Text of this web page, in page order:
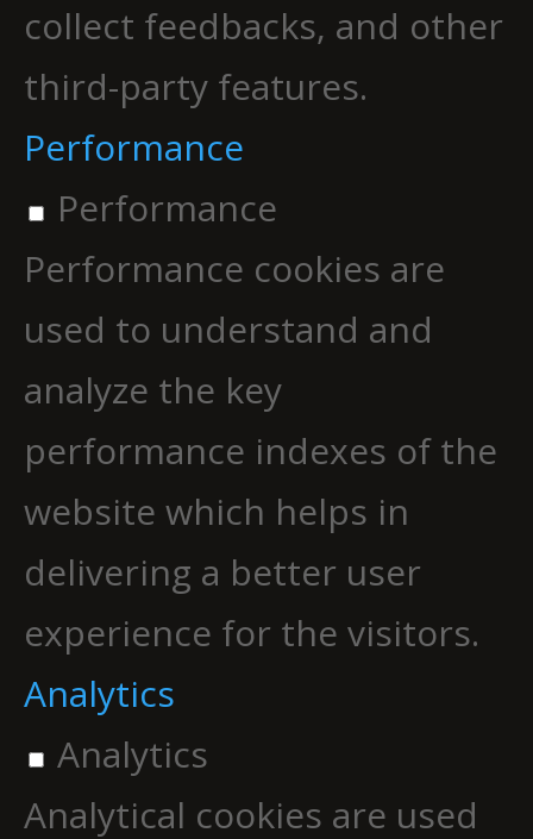
collect feedbacks, and other
third-party features.
Performance
Performance
Performance cookies are
used to understand and
analyze the key
performance indexes of the
website which helps in
delivering a better user
experience for the visitors.
Analytics
Analytics
Analytical cookies are used